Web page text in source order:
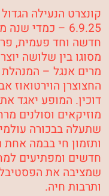
קונצרט הנעילה הגדול
6.9.25 – כמדי
חדשה וחד פעמית,
מסוגו בין שלושה
מרים אנגל
החצוצרן הוירטואוז
דוכין. המופע יאגד
מוזיקאים וסולנים
שתעלה בבכורה
ותזמון חי בבמה
חדשים ומפתיעים
שמציבה את
ותרבות חיה.